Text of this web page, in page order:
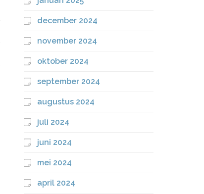
december 2024
november 2024
oktober 2024
september 2024
augustus 2024
juli 2024
juni 2024
mei 2024
april 2024